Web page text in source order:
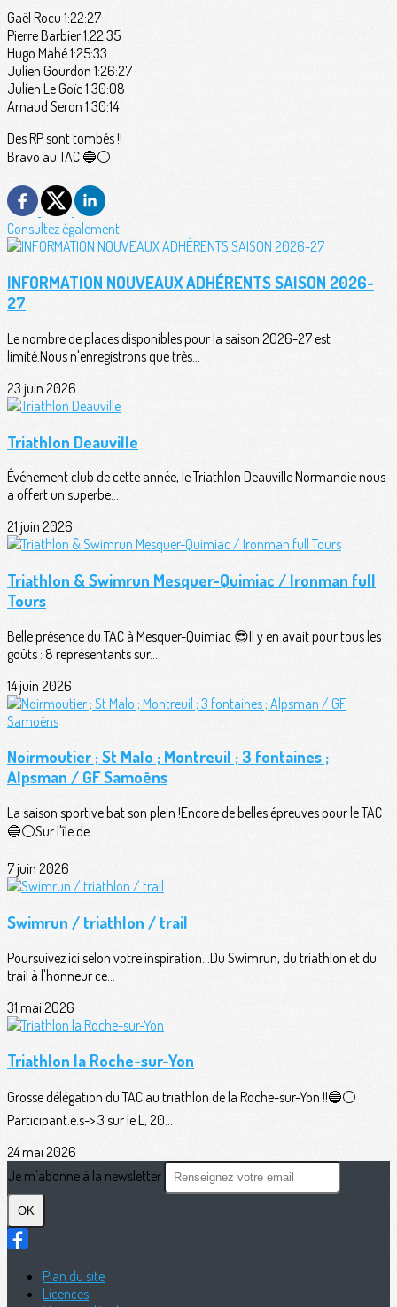
Gaël Rocu 1:22:27
Pierre Barbier 1:22:35
Hugo Mahé 1:25:33
Julien Gourdon 1:26:27
Julien Le Goïc 1:30:08
Arnaud Seron 1:30:14
Des RP sont tombés !!
Bravo au TAC 🔵⚪️
Consultez également
INFORMATION NOUVEAUX ADHÉRENTS SAISON 2026-
27
Le nombre de places disponibles pour la saison 2026-27 est
limité.Nous n'enregistrons que très...
23 juin 2026
Triathlon Deauville
Événement club de cette année, le Triathlon Deauville Normandie nous
a offert un superbe...
21 juin 2026
Triathlon & Swimrun Mesquer-Quimiac / Ironman full
Tours
Belle présence du TAC à Mesquer-Quimiac 😎Il y en avait pour tous les
goûts : 8 représentants sur...
14 juin 2026
Noirmoutier ; St Malo ; Montreuil ; 3 fontaines ;
Alpsman / GF Samoëns
La saison sportive bat son plein !Encore de belles épreuves pour le TAC
🔵⚪️Sur l'île de...
7 juin 2026
Swimrun / triathlon / trail
Poursuivez ici selon votre inspiration...Du Swimrun, du triathlon et du
trail à l'honneur ce...
31 mai 2026
Triathlon la Roche-sur-Yon
Grosse délégation du TAC au triathlon de la Roche-sur-Yon !!🔵⚪️
Participant.e.s-> 3 sur le L, 20...
24 mai 2026
Je m'abonne à la newsletter
OK
Plan du site
Licences